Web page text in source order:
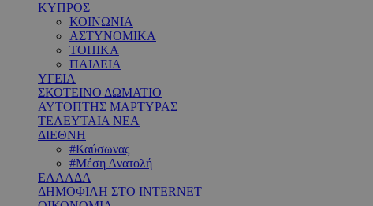
ΚΥΠΡΟΣ
ΚΟΙΝΩΝΙΑ
ΑΣΤΥΝΟΜΙΚΑ
ΤΟΠΙΚΑ
ΠΑΙΔΕΙΑ
ΥΓΕΙΑ
ΣΚΟΤΕΙΝΟ ΔΩΜΑΤΙΟ
ΑΥΤΟΠΤΗΣ ΜΑΡΤΥΡΑΣ
ΤΕΛΕΥΤΑΙΑ ΝΕΑ
ΔΙΕΘΝΗ
#Καύσωνας
#Μέση Ανατολή
ΕΛΛΑΔΑ
ΔΗΜΟΦΙΛΗ ΣΤΟ INTERNET